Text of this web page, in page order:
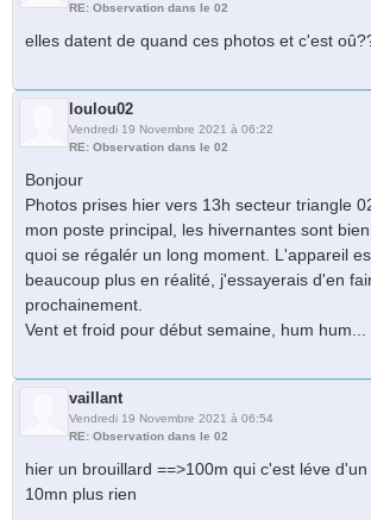
RE: Observation dans le 02
elles datent de quand ces photos et c'est
loulou02
Vendredi 19 Novembre 2021 à 06:22
RE: Observation dans le 02
Bonjour
Photos prises hier vers 13h secteur triangle
mon poste principal, les hivernantes sont
quoi se régalér un long moment. L'appareil
beaucoup plus en réalité, j'essayerais d'en
prochainement.
Vent et froid pour début semaine, hum hum...
vaillant
Vendredi 19 Novembre 2021 à 06:54
RE: Observation dans le 02
hier un brouillard ==>100m qui c'est léve
10mn plus rien